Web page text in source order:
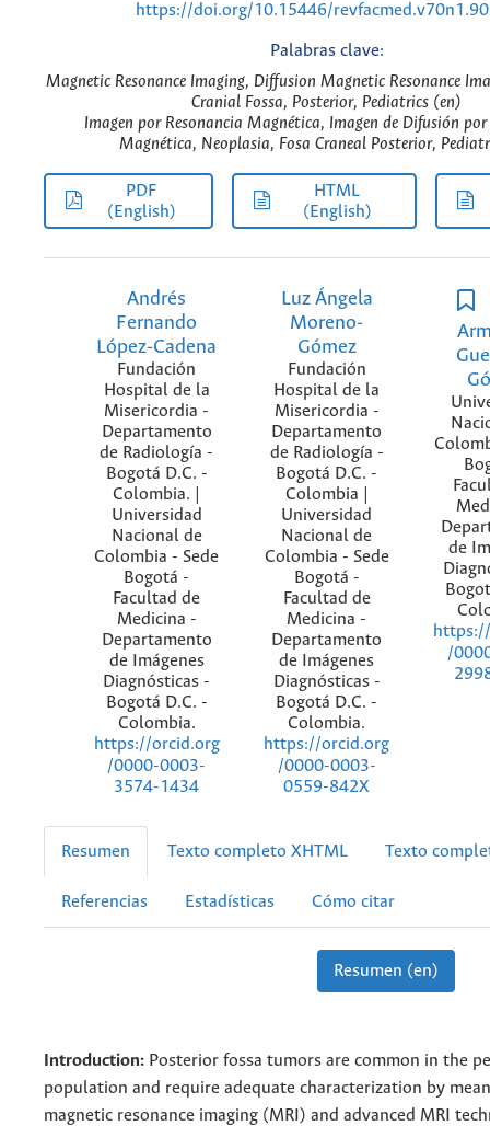
https://doi.org/10.15446/
Palabras clave:
Magnetic Resonance Imaging, Diffusion Magnetic Resonance
Cranial Fossa, Posterior, Pediatrics (en)
Imagen por Resonancia Magnética, Imagen de Difusión por
Magnética, Neoplasia, Fosa Craneal Posterior,
PDF
(English)
HTML
(English)
Andrés
Fernando
López-Cadena
Fundación
Hospital de la
Misericordia -
Departamento
de Radiología -
Bogotá D.C. -
Colombia. |
Universidad
Nacional de
Colombia - Sede
Bogotá -
Facultad de
Medicina -
Departamento
de Imágenes
Diagnósticas -
Bogotá D.C. -
Colombia.
https://orcid.org
/0000-0003-
3574-1434
Luz Ángela
Moreno-
Gómez
Fundación
Hospital de la
Misericordia -
Departamento
de Radiología -
Bogotá D.C. -
Colombia |
Universidad
Nacional de
Colombia - Sede
Bogotá -
Facultad de
Medicina -
Departamento
de Imágenes
Diagnósticas -
Bogotá D.C. -
Colombia.
https://orcid.org
/0000-0003-
0559-842X
de
/
Resumen Texto completo XHTML Texto
Referencias Estadísticas Cómo citar
Resumen (en)
Introduction: Posterior fossa tumors are common in the
population and require adequate characterization by
magnetic resonance imaging (MRI) and advanced MRI